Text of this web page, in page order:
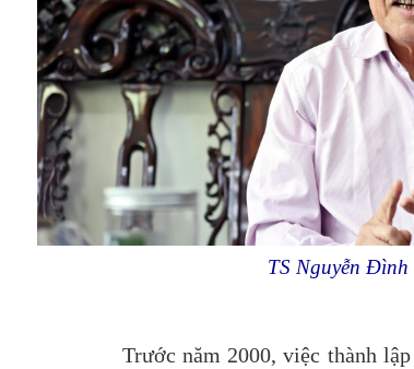
TS Nguyễn Đình
Trước năm 2000, việc thành